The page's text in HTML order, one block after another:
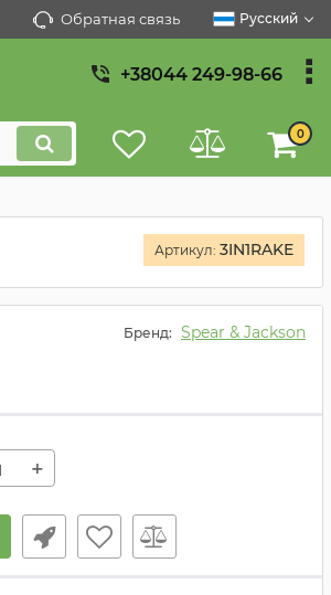
Обратная связь Русский
+38044 249-98-66
0
Артикул: 3IN1RAKE
Бренд: Spear & Jackson
+